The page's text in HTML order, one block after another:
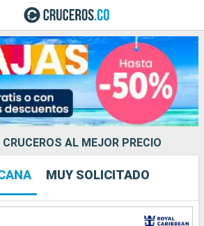
BuscarAL MEJOR PRECIO
MUY SOLICITADO